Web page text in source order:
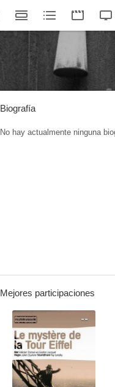
Biografía
No hay actualmente ninguna
Mejores participaciones
--